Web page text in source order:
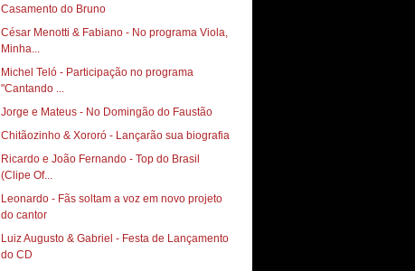
Casamento do Bruno
César Menotti & Fabiano - No programa Viola,
Minha...
Michel Teló - Participação no programa
"Cantando ...
Jorge e Mateus - No Domingão do Faustão
Chitãozinho & Xororó - Lançarão sua biografia
Ricardo e João Fernando - Top do Brasil
(Clipe Of...
Leonardo - Fãs soltam a voz em novo projeto
do cantor
Luiz Augusto & Gabriel - Festa de Lançamento
do CD